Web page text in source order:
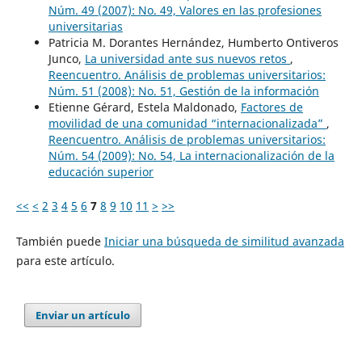
Núm. 49 (2007): No. 49, Valores en las profesiones
universitarias
Patricia M. Dorantes Hernández, Humberto Ontiveros
Junco, La universidad ante sus nuevos retos ,
Reencuentro. Análisis de problemas universitarios:
Núm. 51 (2008): No. 51, Gestión de la información
Etienne Gérard, Estela Maldonado, Factores de
movilidad de una comunidad “internacionalizada” ,
Reencuentro. Análisis de problemas universitarios:
Núm. 54 (2009): No. 54, La internacionalización de la
educación superior
<< < 2 3 4 5 6 7 8 9 10 11 > >>
También puede Iniciar una búsqueda de similitud avanzada
para este artículo.
Enviar un artículo